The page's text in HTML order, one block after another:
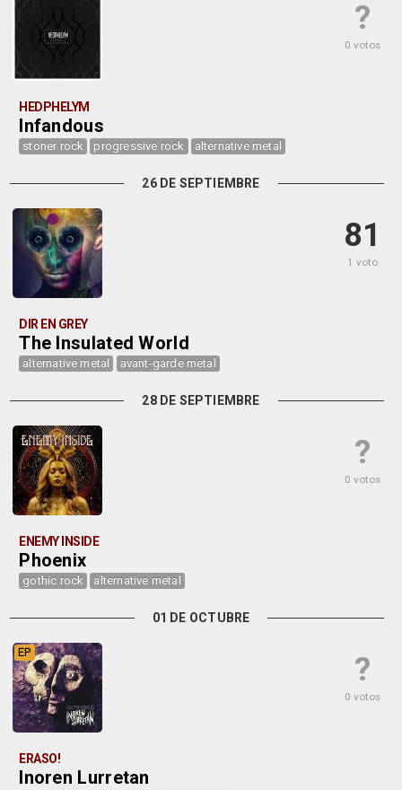
?
0 votos
HEDPHELYM
Infandous
stoner rock progressive rock alternative metal
26 DE SEPTIEMBRE
81
1 voto
DIR EN GREY
The Insulated World
alternative metal avant-garde metal
28 DE SEPTIEMBRE
?
0 votos
ENEMY INSIDE
Phoenix
gothic rock alternative metal
01 DE OCTUBRE
?
0 votos
EP
ERASO!
Inoren Lurretan